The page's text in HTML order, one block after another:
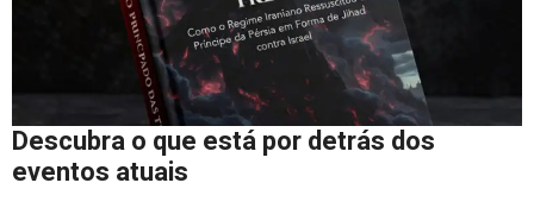
Descubra o que está por detrás dos
eventos atuais